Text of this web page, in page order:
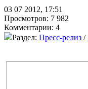
03 07 2012, 17:51
Просмотров: 7 982
Комментарии: 4
Раздел: Пресс-релиз /